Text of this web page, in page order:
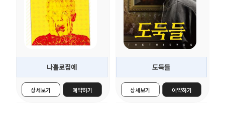
나홀로집에
상세보기 예약하기
도둑들
상세보기 예약하기